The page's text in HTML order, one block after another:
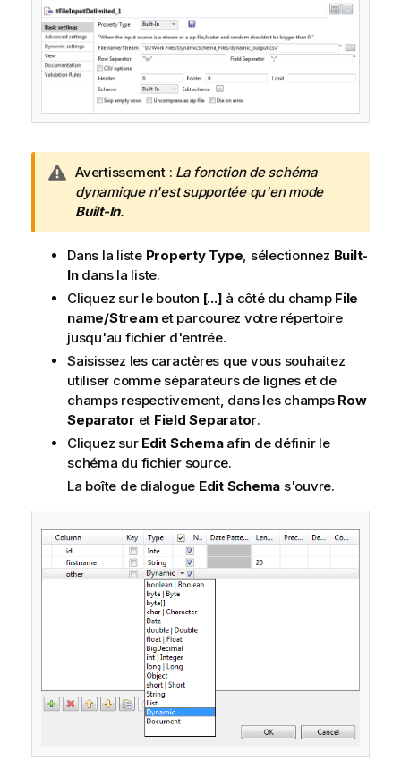
N
o
t
e
I
n
f
a
t
i
o
n
s
Avertissement : La fonction de schéma
dynamique n'est supportée qu'en mode
Built-In.
Dans la liste Property Type, sélectionnez Built-
Indans la liste.
Cliquez sur le bouton [...] à côté du champ File
name/Stream et parcourez votre répertoire
jusqu'au fichier d'entrée.
Saisissez les caractères que vous souhaitez
utiliser comme séparateurs de lignes et de
champs respectivement, dans les champs Row
Separator et Field Separator.
Cliquez sur Edit Schemaafin de définir le
schéma du fichier source.
La boîte de dialogue Edit Schema s'ouvre.